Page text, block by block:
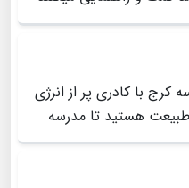
با کادری پر از انرژی
هستید تا مدرسه